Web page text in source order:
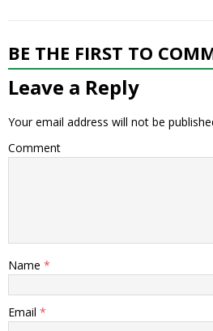
BE THE FIRST TO
Leave a Reply
Your email address will not be
Comment
Name *
Email *